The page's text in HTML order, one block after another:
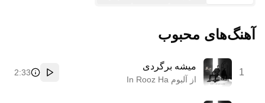
آهنگ‌های محبوب
1
میشه برگردی
از آلبوم In Rooz Ha پخش
2:33